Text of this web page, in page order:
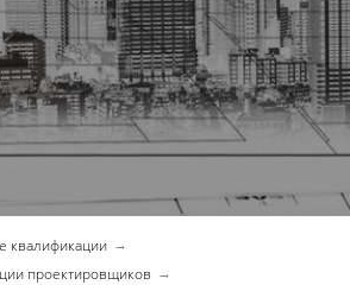
квалификации →
проектировщиков →